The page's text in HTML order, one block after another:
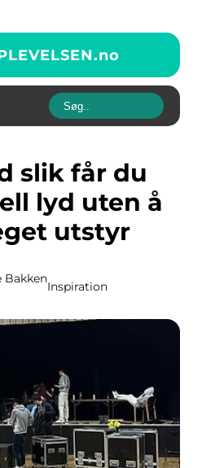
no
lyd uten å
utstyr
Bakken
Inspiration